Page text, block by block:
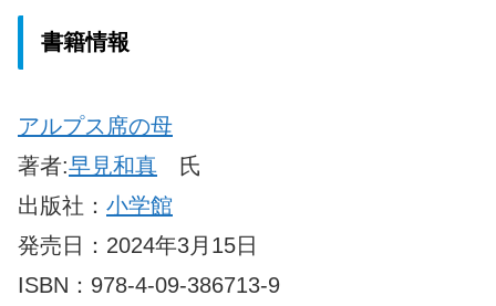
書籍情報
アルプス席の母
著者:早見和真 氏
出版社： 小学館
発売日：2024年3月15日
ISBN：978-4-09-386713-9